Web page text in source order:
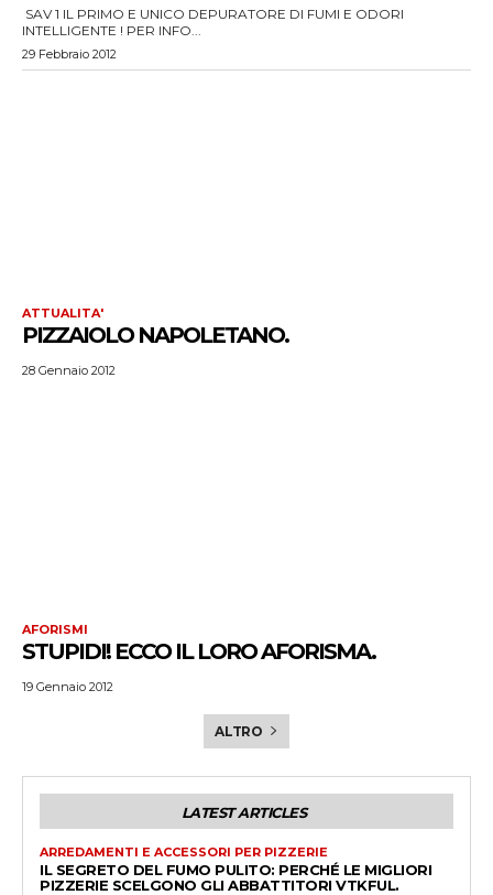
SAV 1 IL PRIMO E UNICO DEPURATORE DI FUMI E ODORI
INTELLIGENTE ! PER INFO...
29 Febbraio 2012
ATTUALITA'
PIZZAIOLO NAPOLETANO.
28 Gennaio 2012
AFORISMI
STUPIDI! ECCO IL LORO AFORISMA.
19 Gennaio 2012
ALTRO
LATEST ARTICLES
ARREDAMENTI E ACCESSORI PER PIZZERIE
IL SEGRETO DEL FUMO PULITO: PERCHÉ LE MIGLIORI
PIZZERIE SCELGONO GLI ABBATTITORI VTKFUL.